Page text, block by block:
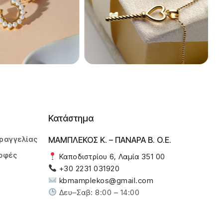
Κατάστημα
ΜΑΜΠΛΕΚΟΣ Κ. – ΠΑΝΑΡΑ Β. Ο.Ε.
Καποδιστρίου 6, Λαμία 351 00
+30 2231 031920
kbmamplekos@gmail.com
Δευ–Σαβ: 8:00 – 14:00